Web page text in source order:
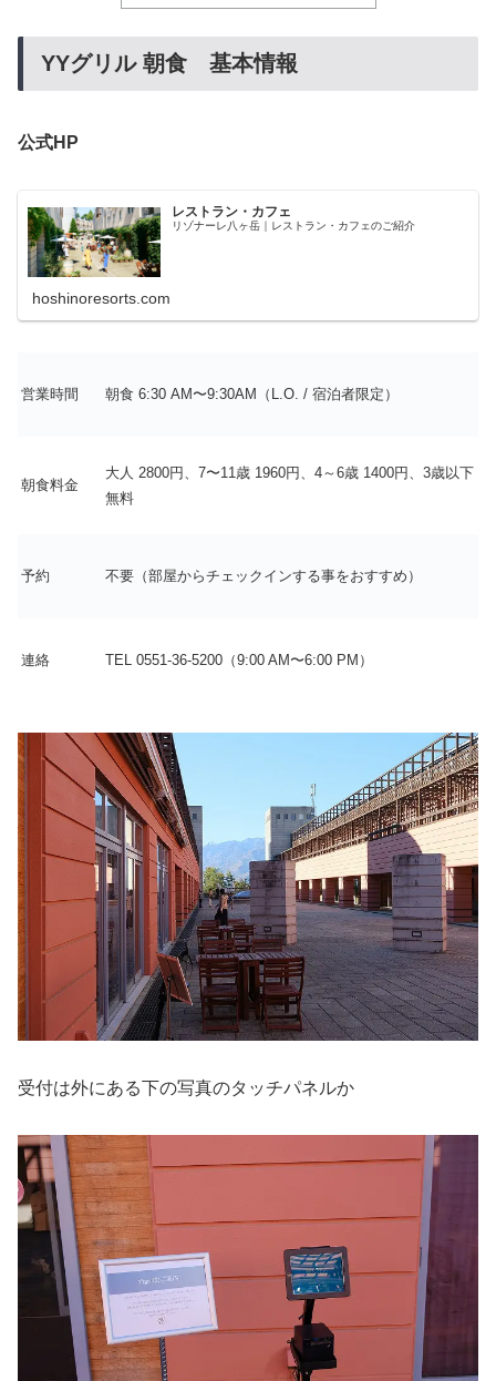
YYグリル 朝食 基本情報
公式HP
レストラン・カフェ
リゾナーレ八ヶ岳｜レストラン・カフェのご紹介
hoshinoresorts.com
営業時間 朝食 6:30 AM〜9:30AM（L.O. / 宿泊者限定）
朝食料金
大人 2800円、7〜11歳 1960円、4～6歳 1400円、3歳以下
無料
予約 不要（部屋からチェックインする事をおすすめ）
連絡 TEL 0551-36-5200（9:00 AM〜6:00 PM）
受付は外にある下の写真のタッチパネルか